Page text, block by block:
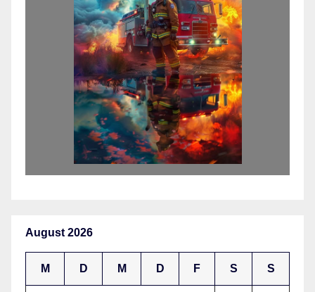
August 2026
M D M D F S S